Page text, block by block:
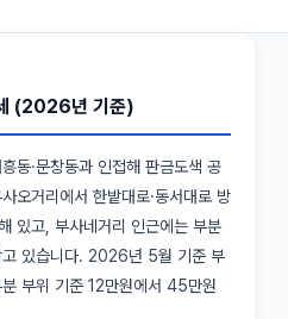
(2026년 기준)
동·문창동과 인접해 판금도색 공
오거리에서 한밭대로·동서대로 방
있고, 부사네거리 인근에는 부분
고 있습니다. 2026년 5월 기준 부
부위 기준 12만원에서 45만원